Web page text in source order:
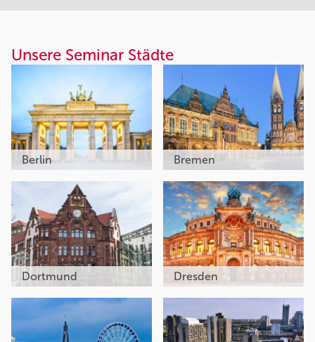
Unsere Seminar Städte
Berlin Bremen
Dortmund Dresden